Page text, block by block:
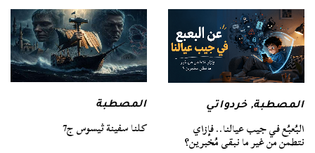
المصطبة,خردواتي
البُعبُع في جيب عيالنا.. فإزاي
نتطمن من غير ما نبقى مُخبرين؟
المصطبة
كلنا سفينة ثيسوس ج7